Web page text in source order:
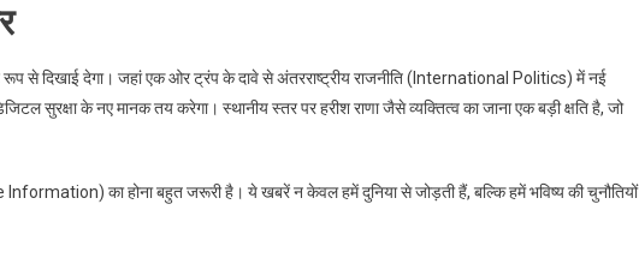
से दिखाई देगा। जहां एक ओर ट्रंप के दावे से अंतरराष्ट्रीय राजनीति (International Politics) में नई
सुरक्षा के नए मानक तय करेगा। स्थानीय स्तर पर हरीश राणा जैसे व्यक्तित्व का जाना एक बड़ी क्षति है, जो
का होना बहुत जरूरी है। ये खबरें न केवल हमें दुनिया से जोड़ती हैं, बल्कि हमें भविष्य की चुनौतियों